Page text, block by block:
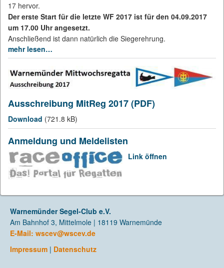
17 hervor.
Der erste Start für die letzte WF 2017 ist für den 04.09.2017
um 17.00 Uhr angesetzt.
Anschließend ist dann natürlich die Siegerehrung.
mehr lesen…
Ausschreibung MitReg 2017 (PDF)
Download (721.8 kB)
Anmeldung und Meldelisten
Link öffnen
Warnemünder Segel-Club e.V.
Am Bahnhof 3, Mittelmole | 18119 Warnemünde
E-Mail: wscev@wscev.de
Impressum | Datenschutz